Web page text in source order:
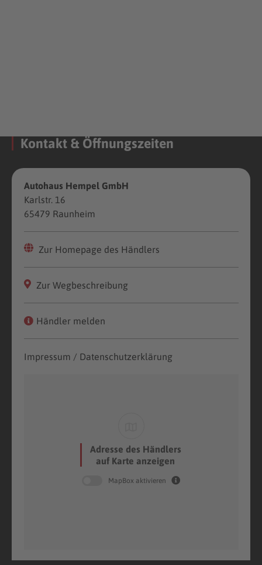
Kontakt & Öffnungszeiten
Autohaus Hempel GmbH
Karlstr. 16
65479 Raunheim
Zur Homepage des Händlers
Zur Wegbeschreibung
Händler melden
Impressum / Datenschutzerklärung
Adresse des Händlers
auf Karte anzeigen
MapBox aktivieren